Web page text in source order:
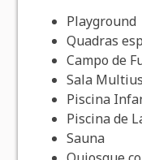
Playground
Quadras
Campo de
Sala
Piscina
Piscina de
Sauna